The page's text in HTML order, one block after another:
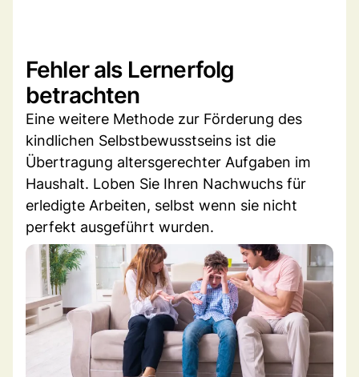
Fehler als Lernerfolg
betrachten
Eine weitere Methode zur Förderung des
kindlichen Selbstbewusstseins ist die
Übertragung altersgerechter Aufgaben im
Haushalt. Loben Sie Ihren Nachwuchs für
erledigte Arbeiten, selbst wenn sie nicht
perfekt ausgeführt wurden.